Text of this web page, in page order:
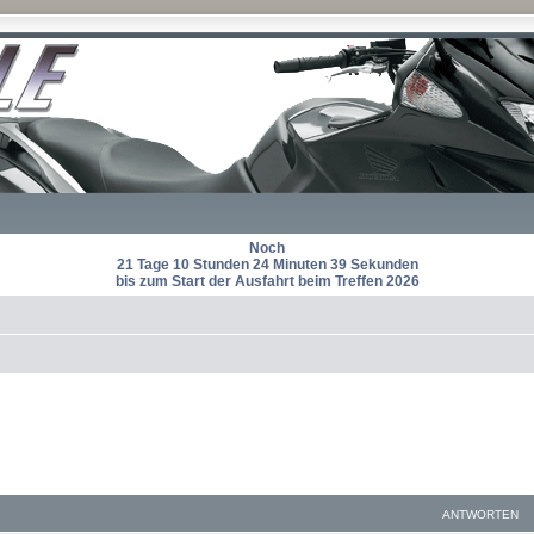
Noch
21 Tage 10 Stunden 24 Minuten 38 Sekunden
bis zum Start der Ausfahrt beim Treffen 2026
ANTWORTEN